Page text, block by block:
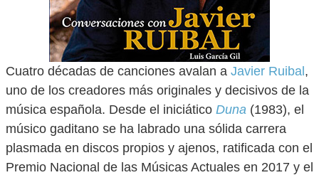
Cuatro décadas de canciones avalan a Javier Ruibal ,
uno de los creadores más originales y decisivos de la
música española. Desde el iniciático Duna (1983), el
músico gaditano se ha labrado una sólida carrera
plasmada en discos propios y ajenos, ratificada con el
Premio Nacional de las Músicas Actuales en 2017 y el